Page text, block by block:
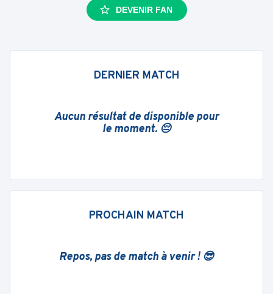
DEVENIR FAN
DERNIER MATCH
Aucun résultat de disponible pour
le moment. 😔
PROCHAIN MATCH
Repos, pas de match à venir ! 😎